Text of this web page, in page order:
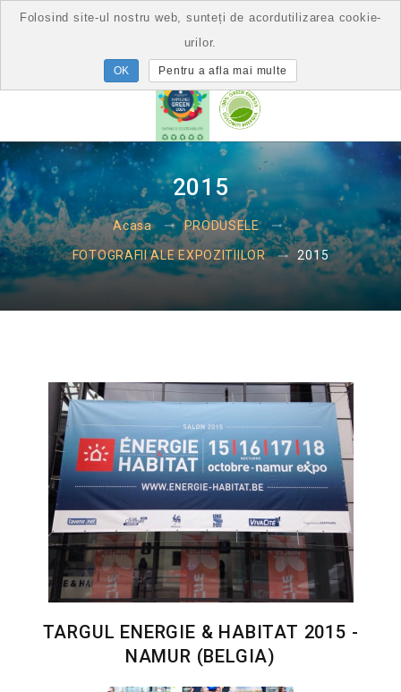
2015
Acasa PRODUSELE
FOTOGRAFII ALE EXPOZITIILOR 2015
TARGUL ENERGIE & HABITAT 2015 -
NAMUR (BELGIA)
Folosind site-ul nostru web, sunteți de acordutilizarea cookie-
urilor.
Pentru a afla mai multe